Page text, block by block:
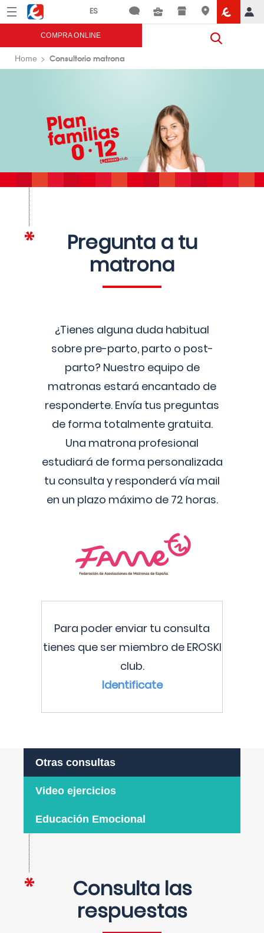
Menú Eroski
COMPRA ONLINE
Home Consultorio matrona
Pregunta a tu
matrona
¿Tienes alguna duda habitual
sobre pre-parto, parto o post-
parto? Nuestro equipo de
matronas estará encantado de
responderte. Envía tus preguntas
de forma totalmente gratuita.
Una matrona profesional
estudiará de forma personalizada
tu consulta y responderá vía mail
en un plazo máximo de 72 horas.
Para poder enviar tu consulta
tienes que ser miembro de EROSKI
club.
Identificate
Otras consultas
Video ejercicios
Educación Emocional
Consulta las
respuestas